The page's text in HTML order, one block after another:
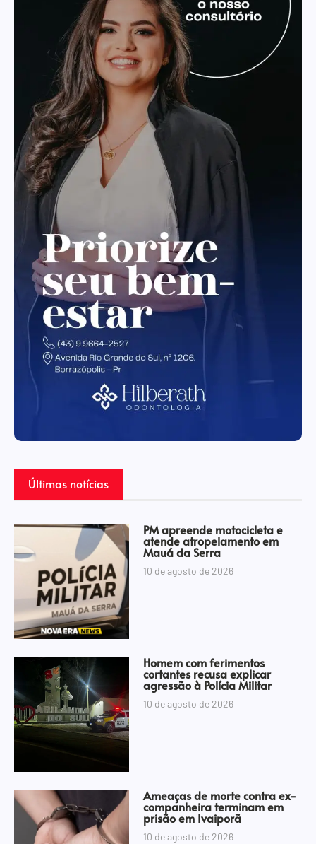
Últimas notícias
PM apreende motocicleta e
atende atropelamento em
Mauá da Serra
10 de agosto de 2026
Homem com ferimentos
cortantes recusa explicar
agressão à Polícia Militar
10 de agosto de 2026
Ameaças de morte contra ex-
companheira terminam em
prisão em Ivaiporã
10 de agosto de 2026